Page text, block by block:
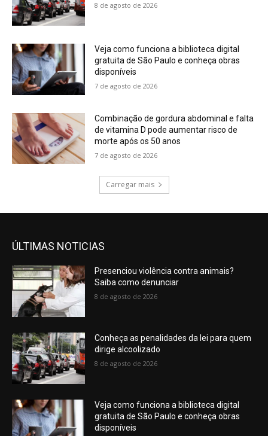
8 de agosto de 2026
Veja como funciona a biblioteca digital
gratuita de São Paulo e conheça obras
disponíveis
7 de agosto de 2026
Combinação de gordura abdominal e falta
de vitamina D pode aumentar risco de
morte após os 50 anos
7 de agosto de 2026
Carregar mais
ÚLTIMAS NOTICIAS
Presenciou violência contra animais?
Saiba como denunciar
8 de agosto de 2026
Conheça as penalidades da lei para quem
dirige alcoolizado
8 de agosto de 2026
Veja como funciona a biblioteca digital
gratuita de São Paulo e conheça obras
disponíveis